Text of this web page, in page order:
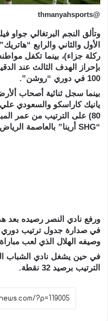
@thmanyahsports
وتألق النجم البرتغالي جواو
ركلة جزاء)، بينما تكفل
100 في دوري “روشن”.
بينما سجل ثنائية أصحاب
80) على الترتيب من عمر
“SHG أرينا” بالعاصمة الرياض.
وصيفه الهلال الذي لعب
في حين يشغل نادي الشباب
الترتيب برصيد 32 نقطة.